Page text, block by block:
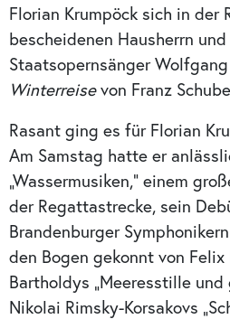
Florian Krumpöck sich in der
bescheidenen Hausherrn
Staatsopernsänger
Winterreisevon Franz
Rasant ging es für Florian
Am Samstag hatte er
„Wassermusiken,“ einem
der Regattastrecke, sein
Brandenburger
den Bogen gekonnt von
Bartholdys „Meeresstille
Nikolai Rimsky-Korsakovs